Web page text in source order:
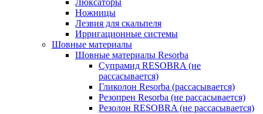
Люксаторы
Ножницы
Лезвия для скальпеля
Ирригационные системы
Шовные материалы
Шовные материалы Resorba
Супрамид RESOBRA (не
рассасывается)
Гликолон Resorba (рассасывается)
Резопрен Resorba (не рассасывается)
Резолон RESOBRA (не рассасывается)